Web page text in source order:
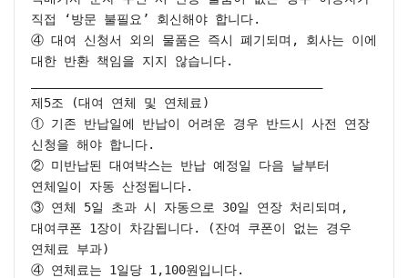
직접 ‘방문 불필요’ 회신해야 합니다.
④ 대여 신청서 외의 물품은 즉시 폐기되며, 회사는 이에
대한 반환 책임을 지지 않습니다.
제5조 (대여 연체 및 연체료)
① 기존 반납일에 반납이 어려운 경우 반드시 사전 연장
신청을 해야 합니다.
② 미반납된 대여박스는 반납 예정일 다음 날부터
연체일이 자동 산정됩니다.
③ 연체 5일 초과 시 자동으로 30일 연장 처리되며,
대여쿠폰 1장이 차감됩니다. (잔여 쿠폰이 없는 경우
연체료 부과)
④ 연체료는 1일당 1,100원입니다.